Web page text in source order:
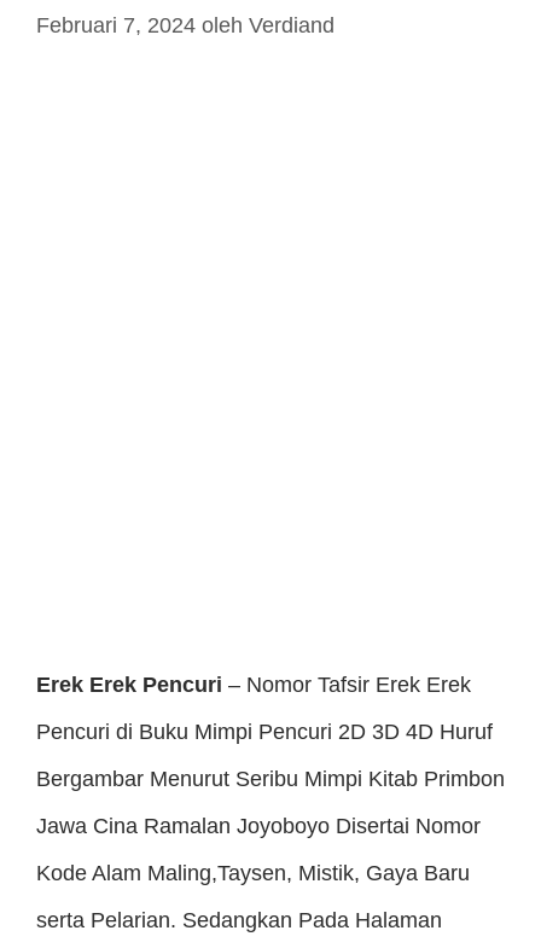
Februari 7, 2024 oleh Verdiand
Erek Erek Pencuri – Nomor Tafsir Erek Erek
Pencuri di Buku Mimpi Pencuri 2D 3D 4D Huruf
Bergambar Menurut Seribu Mimpi Kitab Primbon
Jawa Cina Ramalan Joyoboyo Disertai Nomor
Kode Alam Maling,Taysen, Mistik, Gaya Baru
serta Pelarian. Sedangkan Pada Halaman